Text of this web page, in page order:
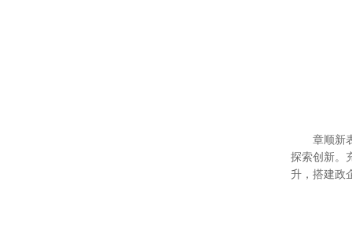
章顺新
探索创新。
升，搭建政